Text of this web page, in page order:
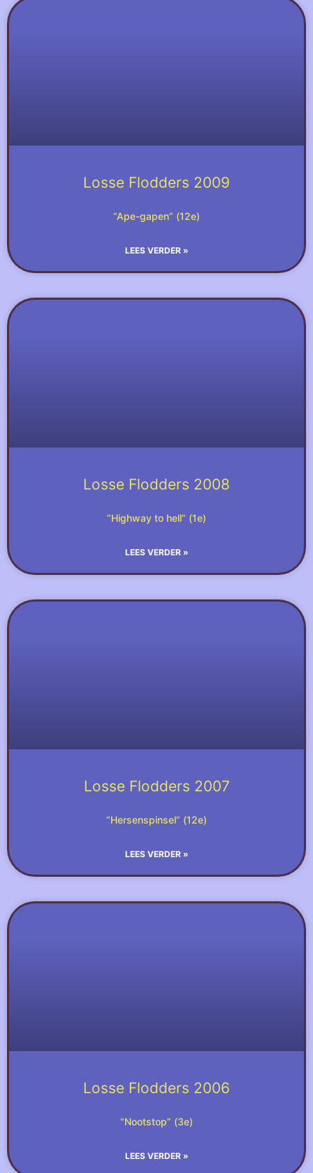
Losse Flodders 2009
“Ape-gapen” (12e)
LEES VERDER »
Losse Flodders 2008
“Highway to hell” (1e)
LEES VERDER »
Losse Flodders 2007
“Hersenspinsel” (12e)
LEES VERDER »
Losse Flodders 2006
“Nootstop” (3e)
LEES VERDER »